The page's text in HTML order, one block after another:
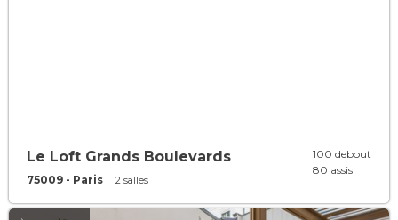
Le Loft Grands Boulevards
75009 - Paris 2 salles
100 debout
80 assis